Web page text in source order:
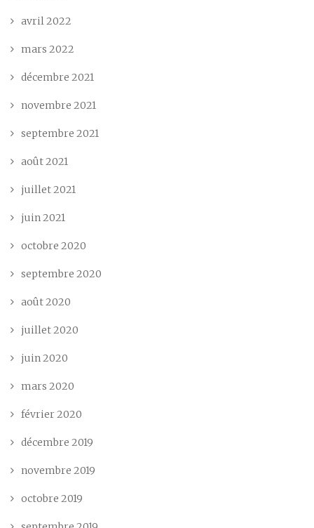
avril 2022
mars 2022
décembre 2021
novembre 2021
septembre 2021
août 2021
juillet 2021
juin 2021
octobre 2020
septembre 2020
août 2020
juillet 2020
juin 2020
mars 2020
février 2020
décembre 2019
novembre 2019
octobre 2019